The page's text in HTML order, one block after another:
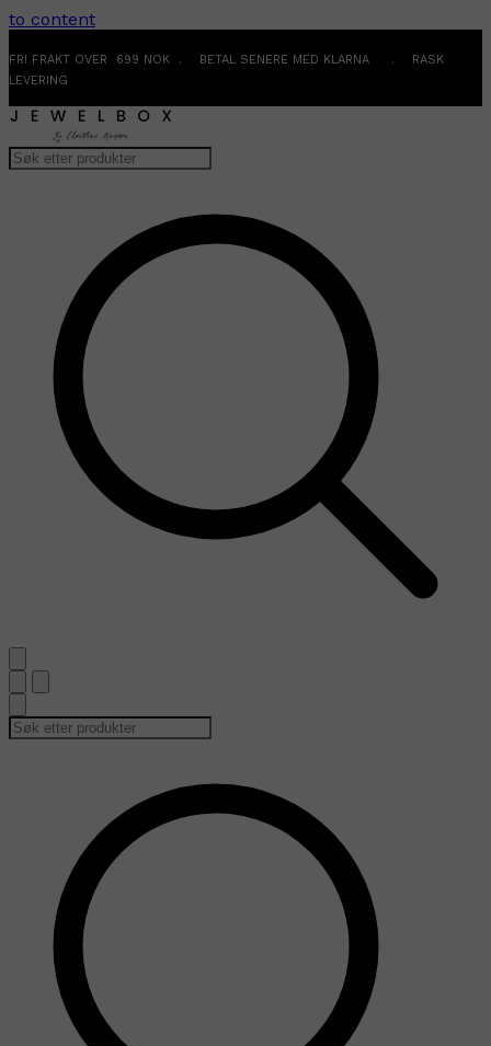
to content
FRI FRAKT OVER 699 NOK . BETAL SENERE MED KLARNA . RASK
LEVERING